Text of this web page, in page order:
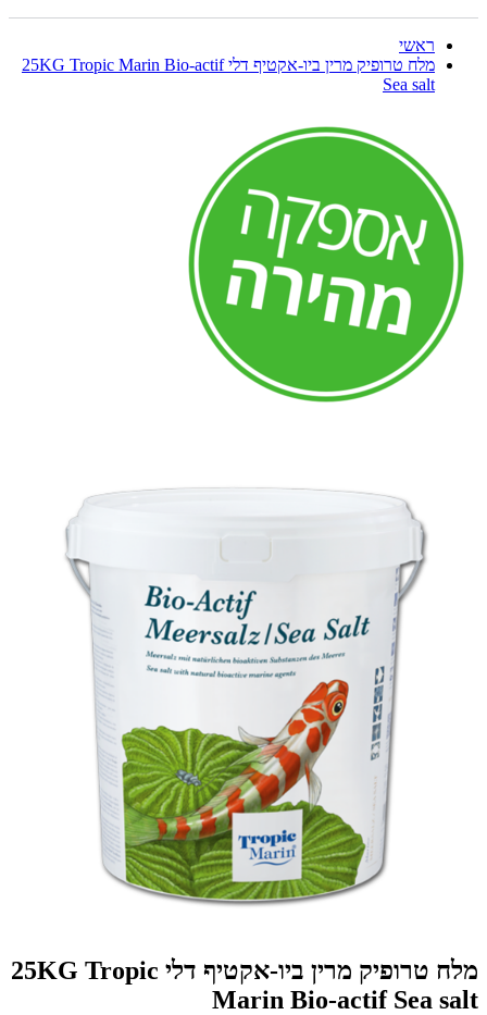
ראשי
מלח טרופיק מרין ביו-אקטיף דלי 25KG Tropic Marin Bio-actif
Sea salt
מלח טרופיק מרין ביו-אקטיף דלי 25KG Tropic
Marin Bio-actif Sea salt